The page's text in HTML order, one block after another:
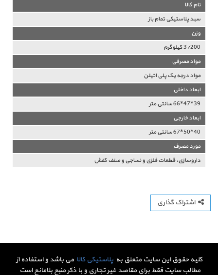
نام کالا
سبد پلاستیکی تمام باز
وزن
3/200 کیلوگرم
مواد مصرفی
مواد درجه یک پلی اتیلن
ابعاد داخلی
39*47*66 سانتی متر
ابعاد خارجی
40*50*67 سانتی متر
مورد مصرف
داروسازی، قطعات فلزی و نساجی و صنف کفش
اشتراک گذاری
کلیه حقوق این سایت متعلق به پلاستیکی کالا می باشد و استفاده از
مطالب سایت فقط برای مقاصد غیر تجاری و با ذکر منبع بلامانع است